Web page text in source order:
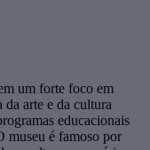
um forte foco em
arte e da cultura
educacionais
museu é famoso por